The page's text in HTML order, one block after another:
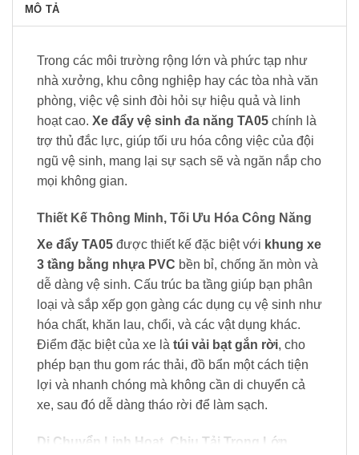
MÔ TẢ
Trong các môi trường rộng lớn và phức tạp như
nhà xưởng, khu công nghiệp hay các tòa nhà văn
phòng, việc vệ sinh đòi hỏi sự hiệu quả và linh
hoạt cao. Xe đẩy vệ sinh đa năng TA05 chính là
trợ thủ đắc lực, giúp tối ưu hóa công việc của đội
ngũ vệ sinh, mang lại sự sạch sẽ và ngăn nắp cho
mọi không gian.
Thiết Kế Thông Minh, Tối Ưu Hóa Công Năng
Xe đẩy TA05 được thiết kế đặc biệt với khung xe
3 tầng bằng nhựa PVC bền bỉ, chống ăn mòn và
dễ dàng vệ sinh. Cấu trúc ba tầng giúp bạn phân
loại và sắp xếp gọn gàng các dụng cụ vệ sinh như
hóa chất, khăn lau, chổi, và các vật dụng khác.
Điểm đặc biệt của xe là túi vải bạt gắn rời, cho
phép bạn thu gom rác thải, đồ bẩn một cách tiện
lợi và nhanh chóng mà không cần di chuyển cả
xe, sau đó dễ dàng tháo rời để làm sạch.
Di Chuyển Linh Hoạt, Chịu Tải Trọng Lớn